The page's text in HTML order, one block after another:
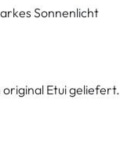
Sonnenlicht
Etui geliefert.